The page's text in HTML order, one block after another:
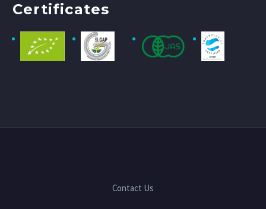
Certificates
Contact Us